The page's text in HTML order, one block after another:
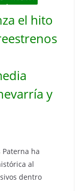
el hito
y
ha
al
dentro